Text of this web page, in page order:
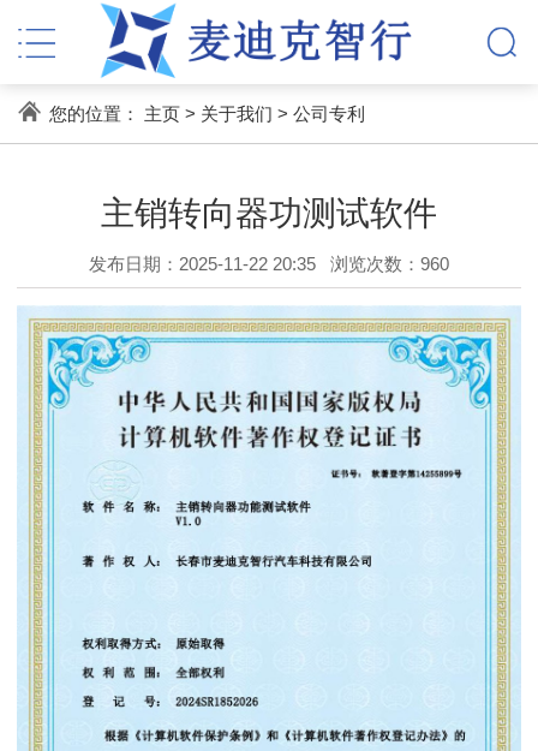
您的位置： 主页> 关于我们 > 公司专利
主销转向器功测试软件
发布日期：2025-11-22 20:35 浏览次数：960